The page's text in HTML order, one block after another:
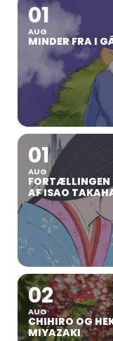
01
AUG
MINDER FRA I
01
AUG
FORTÆLLINGEN
AF ISAO
02
AUG
CHIHIRO OG
MIYAZAKI